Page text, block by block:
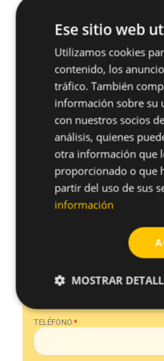
responderemos.
detalles aportes mejor
EMAIL*
APELLIDO/S *
EMPRESA *
TELÉFONO *
Ese sitio web
Utilizamos cookies
contenido, los
tráfico. También
información sobre su
con nuestros socios
análisis, quienes
otra información que
proporcionado o que
partir del uso de sus
información
MOSTRAR